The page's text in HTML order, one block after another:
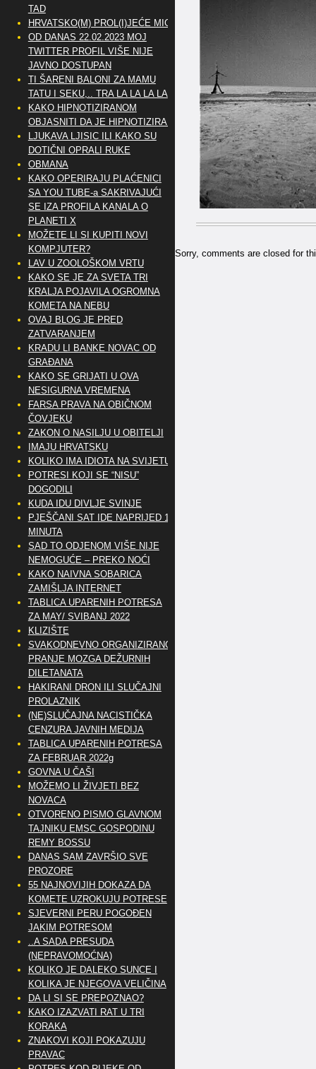
Sorry, comments are closed for
TAD
HRVATSKO(M) PROL(I)JEĆE MIG
OD DANAS 22.02.2023 MOJ
TWITTER PROFIL VIŠE NIJE
JAVNO DOSTUPAN
TI ŠARENI BALONI ZA MAMU
TATU I SEKU,.. TRA LA LA LA LA
KAKO HIPNOTIZIRANOM
OBJASNITI DA JE HIPNOTIZIRAN
LJUKAVA LJISIC ILI KAKO SU
DOTIČNI OPRALI RUKE
OBMANA
KAKO OPERIRAJU PLAĆENICI
SA YOU TUBE-a SAKRIVAJUĆI
SE IZA PROFILA KANALA O
PLANETI X
MOŽETE LI SI KUPITI NOVI
KOMPJUTER?
LAV U ZOOLOŠKOM VRTU
KAKO SE JE ZA SVETA TRI
KRALJA POJAVILA OGROMNA
KOMETA NA NEBU
OVAJ BLOG JE PRED
ZATVARANJEM
KRADU LI BANKE NOVAC OD
GRAĐANA
KAKO SE GRIJATI U OVA
NESIGURNA VREMENA
FARSA PRAVA NA OBIČNOM
ČOVJEKU
ZAKON O NASILJU U OBITELJI
IMAJU HRVATSKU
KOLIKO IMA IDIOTA NA SVIJETU?
POTRESI KOJI SE “NISU”
DOGODILI
KUDA IDU DIVLJE SVINJE
PJEŠČANI SAT IDE NAPRIJED 10
MINUTA
SAD TO ODJENOM VIŠE NIJE
NEMOGUĆE – PREKO NOĆI
KAKO NAIVNA SOBARICA
ZAMIŠLJA INTERNET
TABLICA UPARENIH POTRESA
ZA MAY/ SVIBANJ 2022
KLIZIŠTE
SVAKODNEVNO ORGANIZIRANO
PRANJE MOZGA DEŽURNIH
DILETANATA
HAKIRANI DRON ILI SLUČAJNI
PROLAZNIK
(NE)SLUČAJNA NACISTIČKA
CENZURA JAVNIH MEDIJA
TABLICA UPARENIH POTRESA
ZA FEBRUAR 2022g
GOVNA U ČAŠI
MOŽEMO LI ŽIVJETI BEZ
NOVACA
OTVORENO PISMO GLAVNOM
TAJNIKU EMSC GOSPODINU
REMY BOSSU
DANAS SAM ZAVRŠIO SVE
PROZORE
55 NAJNOVIJIH DOKAZA DA
KOMETE UZROKUJU POTRESE
SJEVERNI PERU POGOĐEN
JAKIM POTRESOM
..A SADA PRESUDA
(NEPRAVOMOĆNA)
KOLIKO JE DALEKO SUNCE I
KOLIKA JE NJEGOVA VELIČINA
DA LI SI SE PREPOZNAO?
KAKO IZAZVATI RAT U TRI
KORAKA
ZNAKOVI KOJI POKAZUJU
PRAVAC